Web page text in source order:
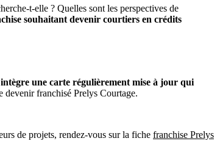
t-elle ? Quelles sont les perspectives de
souhaitant devenir courtiers en crédits
une carte régulièrement mise à jour qui
devenir franchisé Prelys Courtage.
de projets, rendez-vous sur la fiche franchise Prelys